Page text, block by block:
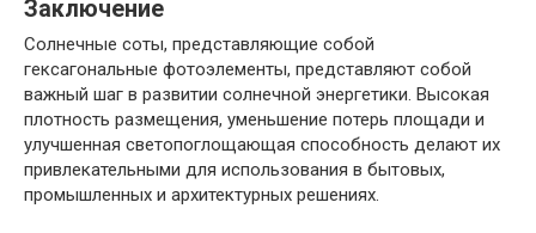
Заключение
Солнечные соты, представляющие собой
гексагональные фотоэлементы, представляют собой
важный шаг в развитии солнечной энергетики. Высокая
плотность размещения, уменьшение потерь площади и
улучшенная светопоглощающая способность делают их
привлекательными для использования в бытовых,
промышленных и архитектурных решениях.